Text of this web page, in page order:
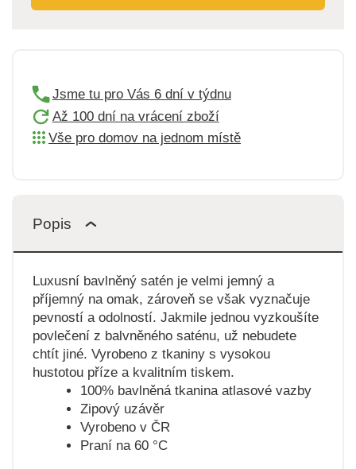
Jsme tu pro Vás 6 dní v týdnu
Až 100 dní na vrácení zboží
Vše pro domov na jednom místě
Popis
Luxusní bavlněný satén je velmi jemný a
příjemný na omak, zároveň se však vyznačuje
pevností a odolností. Jakmile jednou vyzkoušíte
povlečení z balvněného saténu, už nebudete
chtít jiné. Vyrobeno z tkaniny s vysokou
hustotou příze a kvalitním tiskem.
100% bavlněná tkanina atlasové vazby
Zipový uzávěr
Vyrobeno v ČR
Praní na 60 °C